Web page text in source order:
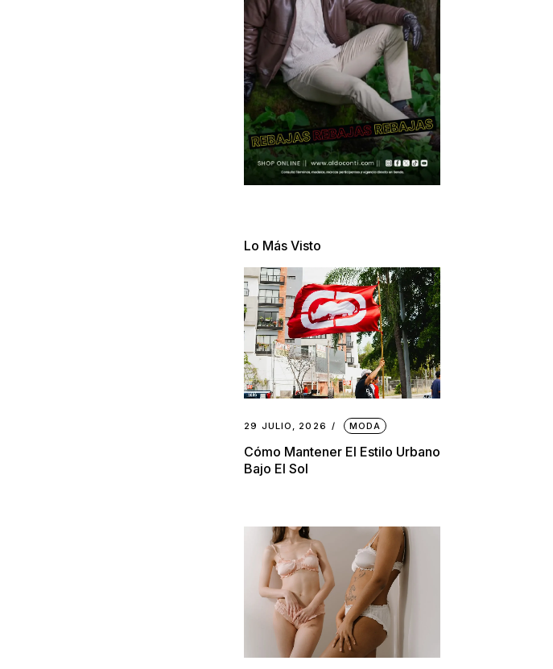
Lo Más Visto
29 JULIO, 2026 MODA
Cómo Mantener El Estilo Urbano
Bajo El Sol